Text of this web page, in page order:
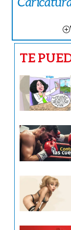
TE